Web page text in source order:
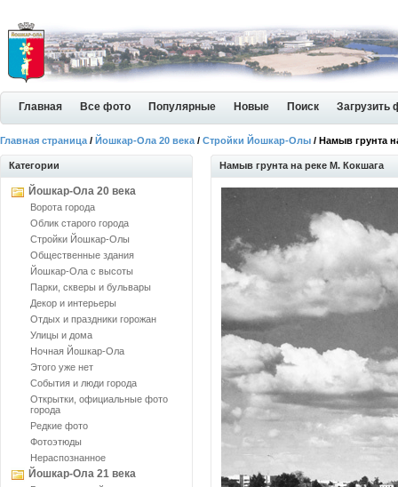
Главная Все фото Популярные Новые Поиск Загрузить
Главная страница / Йошкар-Ола 20 века / Стройки Йошкар-Олы / Намыв грунта
Категории
Йошкар-Ола 20 века
Ворота города
Облик старого города
Стройки Йошкар-Олы
Общественные здания
Йошкар-Ола с высоты
Парки, скверы и бульвары
Декор и интерьеры
Отдых и праздники горожан
Улицы и дома
Ночная Йошкар-Ола
Этого уже нет
События и люди города
Открытки, официальные фото
города
Редкие фото
Фотоэтюды
Нераспознанное
Йошкар-Ола 21 века
Намыв грунта на реке М. Кокшага